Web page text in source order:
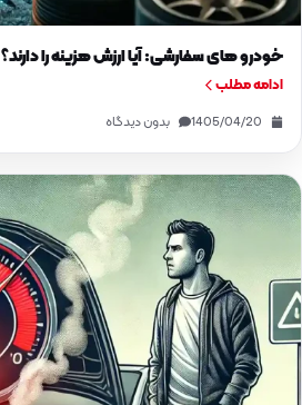
خودرو های سفارشی: آیا ارزش هزینه را دارند؟
ادامه مطلب
1405/04/20 بدون دیدگاه